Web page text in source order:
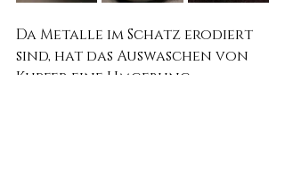
Da Metalle im Schatz erodiert
sind, hat das Auswaschen von
Kupfer eine Umgebung